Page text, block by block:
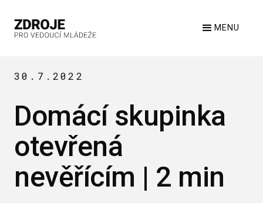
MENU
30.7.2022
Domácí skupinka
otevřená
nevěřícím | 2 min